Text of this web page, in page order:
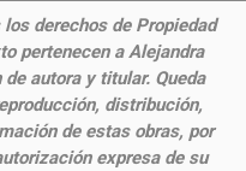
los derechos de Propiedad
pertenecen a Alejandra
autora y titular. Queda
distribución,
de estas obras, por
expresa de su